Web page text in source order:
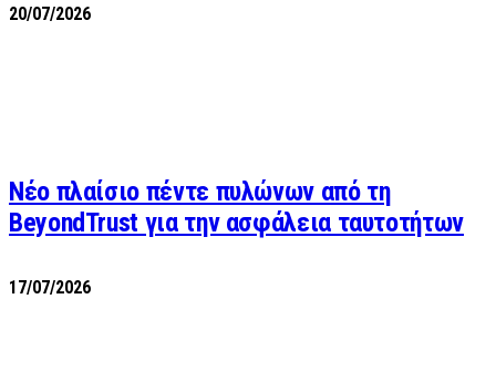
20/07/2026
Νέο πλαίσιο πέντε πυλώνων από τη
BeyondTrust για την ασφάλεια ταυτοτήτων
17/07/2026